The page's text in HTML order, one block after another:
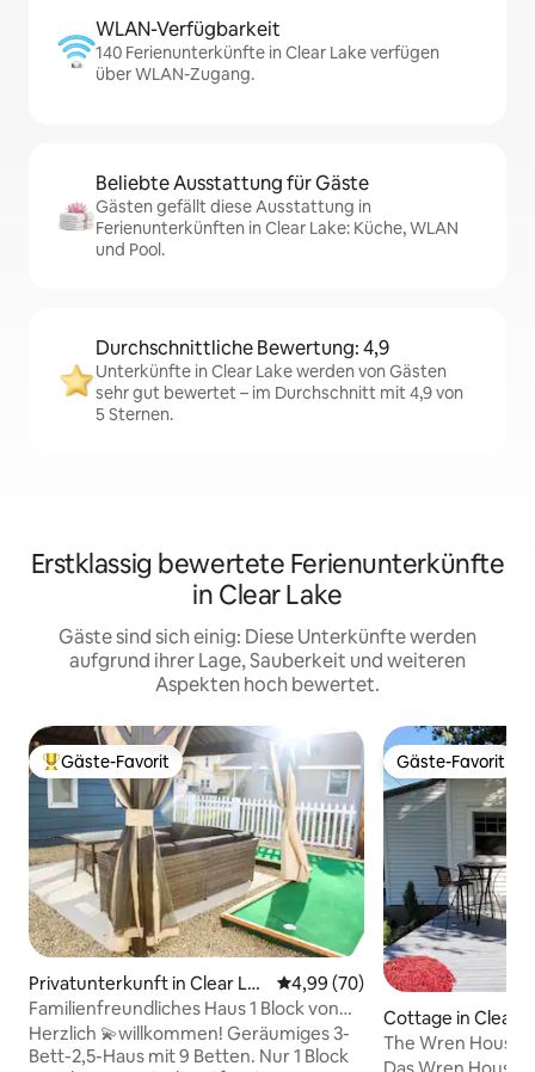
WLAN-Verfügbarkeit
140 Ferienunterkünfte in Clear Lake verfügen
über WLAN-Zugang.
Beliebte Ausstattung für Gäste
Gästen gefällt diese Ausstattung in
Ferienunterkünften in Clear Lake: Küche, WLAN
und Pool.
Durchschnittliche Bewertung: 4,9
Unterkünfte in Clear Lake werden von Gästen
sehr gut bewertet – im Durchschnitt mit 4,9 von
5 Sternen.
Erstklassig bewertete Ferienunterkünfte
in Clear Lake
Gäste sind sich einig: Diese Unterkünfte werden
aufgrund ihrer Lage, Sauberkeit und weiteren
Aspekten hoch bewertet.
Beliebter Gäste-Favorit.
Gäste-Favorit
Privatunterkunft in Clear Lak
e
Durchschnittliche Bewertung:
4,99 (70)
Familienfreundliches Haus 1 Block von
der Innenstadt entfernt
Herzlich 💫willkommen! Geräumiges 3-
Bett-2,5-Haus mit 9 Betten. Nur 1 Block
Gäste-Favorit
Gäste-Favorit
Cottage in Clear
The Wren House: